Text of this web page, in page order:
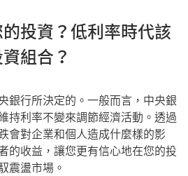
投資？低利率時代該
組合？
銀行所決定的。一般而言，中央銀
持利率不變來調節經濟活動。透過
會對企業和個人造成什麼樣的影
的收益，讓您更有信心地在您的投
震盪市場。